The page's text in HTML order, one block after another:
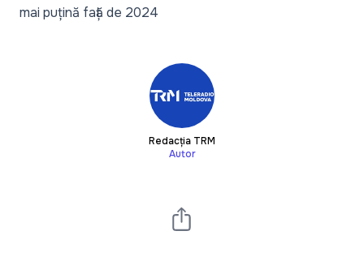
mai puțină față de 2024
Redacția TRM
Autor